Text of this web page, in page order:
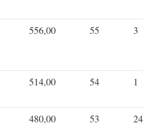
556,00 55 3
514,00 54 1
480,00 53 24